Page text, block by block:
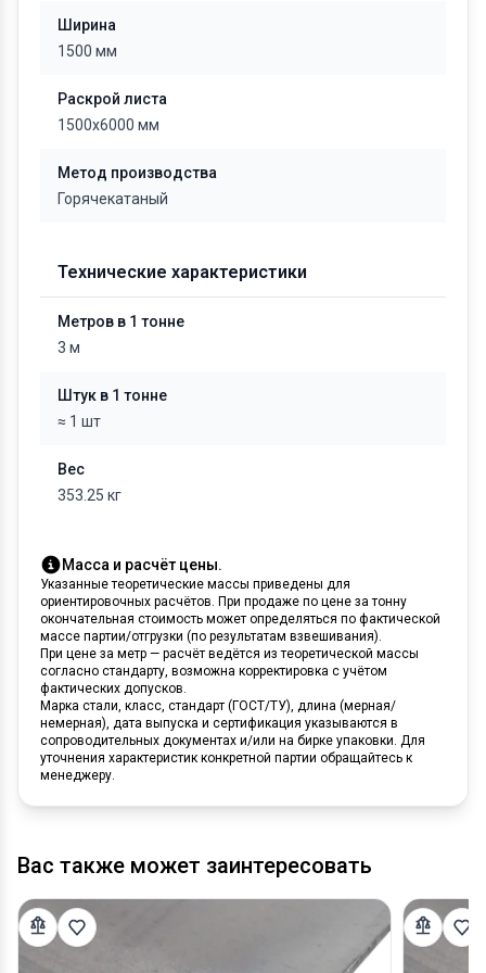
Ширина
1500 мм
Раскрой листа
1500х6000 мм
Метод производства
Горячекатаный
Технические характеристики
Метров в 1 тонне
3 м
Штук в 1 тонне
≈ 1 шт
Вес
353.25 кг
Масса и расчёт цены.
Указанные теоретические массы приведены для
ориентировочных расчётов. При продаже по цене за тонну
окончательная стоимость может определяться по фактической
массе партии/отгрузки (по результатам взвешивания).
При цене за метр — расчёт ведётся из теоретической массы
согласно стандарту, возможна корректировка с учётом
фактических допусков.
Марка стали, класс, стандарт (ГОСТ/ТУ), длина (мерная/
немерная), дата выпуска и сертификация указываются в
сопроводительных документах и/или на бирке упаковки. Для
уточнения характеристик конкретной партии обращайтесь к
менеджеру.
Вас также может заинтересовать